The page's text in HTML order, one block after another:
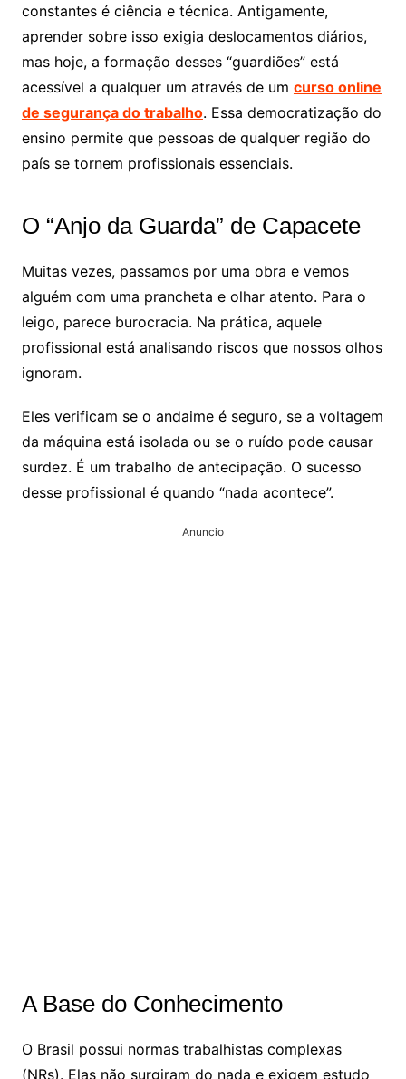
constantes é ciência e técnica. Antigamente,
aprender sobre isso exigia deslocamentos diários,
mas hoje, a formação desses “guardiões” está
acessível a qualquer um através de um curso online
de segurança do trabalho. Essa democratização do
ensino permite que pessoas de qualquer região do
país se tornem profissionais essenciais.
O “Anjo da Guarda” de Capacete
Muitas vezes, passamos por uma obra e vemos
alguém com uma prancheta e olhar atento. Para o
leigo, parece burocracia. Na prática, aquele
profissional está analisando riscos que nossos olhos
ignoram.
Eles verificam se o andaime é seguro, se a voltagem
da máquina está isolada ou se o ruído pode causar
surdez. É um trabalho de antecipação. O sucesso
desse profissional é quando “nada acontece”.
Anuncio
A Base do Conhecimento
O Brasil possui normas trabalhistas complexas
(NRs). Elas não surgiram do nada e exigem estudo